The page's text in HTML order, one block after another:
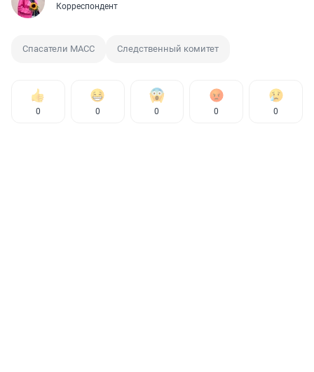
Корреспондент
Спасатели МАСС Следственный комитет
0 0 0 0 0